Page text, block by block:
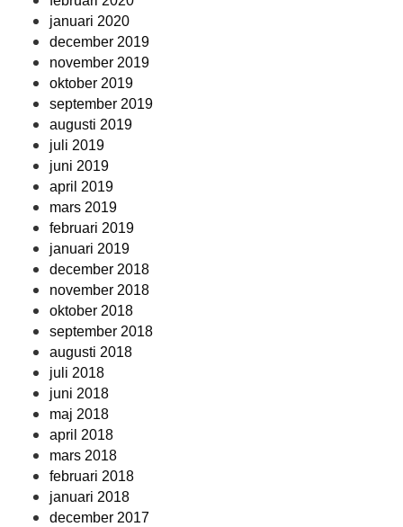
januari 2020
december 2019
november 2019
oktober 2019
september 2019
augusti 2019
juli 2019
juni 2019
april 2019
mars 2019
februari 2019
januari 2019
december 2018
november 2018
oktober 2018
september 2018
augusti 2018
juli 2018
juni 2018
maj 2018
april 2018
mars 2018
februari 2018
januari 2018
december 2017